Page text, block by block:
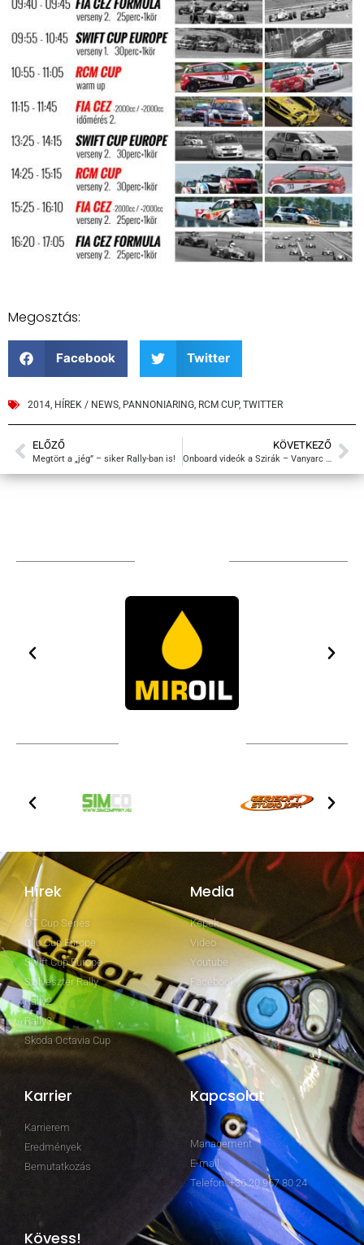
Megosztás:
Facebook Twitter
2014 HÍREK / NEWS PANNONIARING RCM CUP, TWITTER
ELŐZŐ
Megtört a „jég” – siker Rally-ban is!
KÖVETKEZŐ
Hírek
GT Cup Series
Clio Cup Europe
Swift Cup Europe
Szilveszter Rally
Rally2
Rally3
Skoda Octavia Cup
Media
Képek
Video
Youtube
Facebook
Karrier
Karrierem
Eredmények
Bemutatkozás
Kapcsolat
Management
E-mail
Telefon: +36 20 967 80 24
Kövess!